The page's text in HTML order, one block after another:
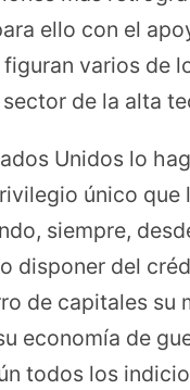
ello con el
varios de
de la alta
Unidos lo
único que
siempre,
disponer del
de capitales su
economía de
todos los